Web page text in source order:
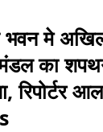
भवन मे
का
रिपोर्टर